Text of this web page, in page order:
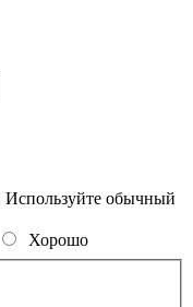
Используйте обычный
Хорошо